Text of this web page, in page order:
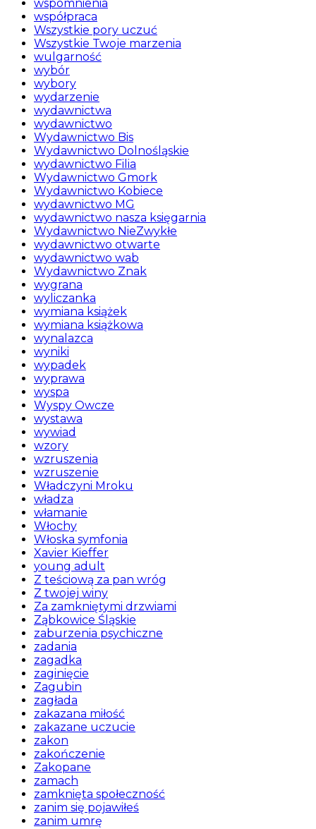
wspomnienia
współpraca
Wszystkie pory uczuć
Wszystkie Twoje marzenia
wulgarność
wybór
wybory
wydarzenie
wydawnictwa
wydawnictwo
Wydawnictwo Bis
Wydawnictwo Dolnośląskie
wydawnictwo Filia
Wydawnictwo Gmork
Wydawnictwo Kobiece
wydawnictwo MG
wydawnictwo nasza księgarnia
Wydawnictwo NieZwykłe
wydawnictwo otwarte
wydawnictwo wab
Wydawnictwo Znak
wygrana
wyliczanka
wymiana książek
wymiana książkowa
wynalazca
wyniki
wypadek
wyprawa
wyspa
Wyspy Owcze
wystawa
wywiad
wzory
wzruszenia
wzruszenie
Władczyni Mroku
władza
włamanie
Włochy
Włoska symfonia
Xavier Kieffer
young adult
Z teściową za pan wróg
Z twojej winy
Za zamkniętymi drzwiami
Ząbkowice Śląskie
zaburzenia psychiczne
zadania
zagadka
zaginięcie
Zagubin
zagłada
zakazana miłość
zakazane uczucie
zakon
zakończenie
Zakopane
zamach
zamknięta społeczność
zanim się pojawiłeś
zanim umrę